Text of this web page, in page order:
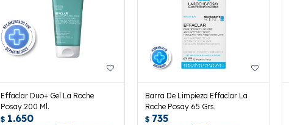
Effaclar Duo+ Gel La Roche
Posay 200 Ml.
$ 1.650
Barra De Limpieza Effaclar La
Roche Posay 65 Grs.
$ 735